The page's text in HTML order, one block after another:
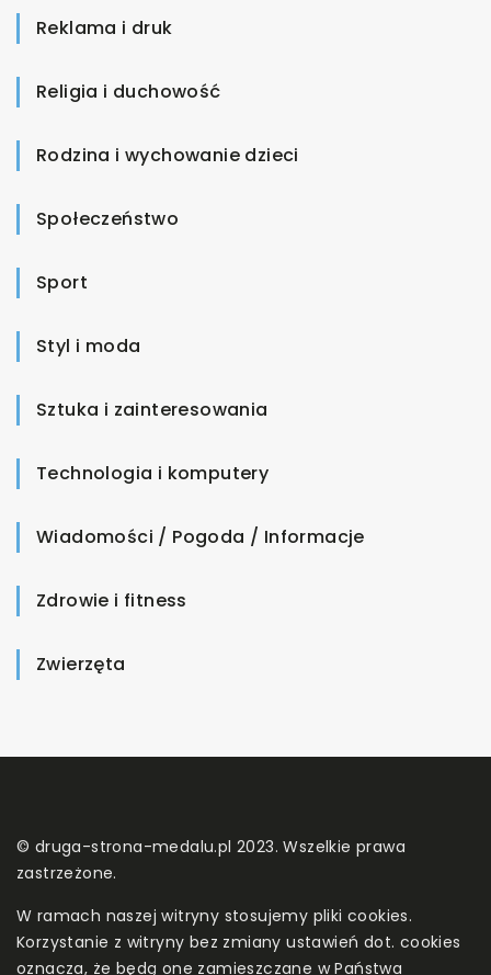
Reklama i druk
Religia i duchowość
Rodzina i wychowanie dzieci
Społeczeństwo
Sport
Styl i moda
Sztuka i zainteresowania
Technologia i komputery
Wiadomości / Pogoda / Informacje
Zdrowie i fitness
Zwierzęta
© druga-strona-medalu.pl 2023. Wszelkie prawa
zastrzeżone.
W ramach naszej witryny stosujemy pliki cookies.
Korzystanie z witryny bez zmiany ustawień dot. cookies
oznacza, że będą one zamieszczane w Państwa